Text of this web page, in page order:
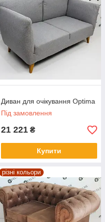
Диван для очікування Optima
Під замовлення
21 221 ₴
Купити
різні кольори